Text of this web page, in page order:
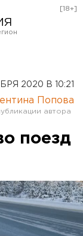
[18+]
2020 В 10:21
Попова
поезд